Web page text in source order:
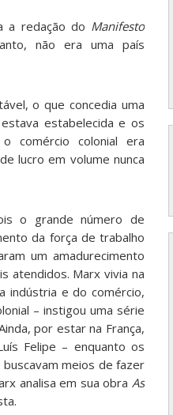
a redação do Manifesto
não era uma país
o que concedia uma
estabelecida e os
comércio colonial era
lucro em volume nunca
o grande número de
da força de trabalho
um amadurecimento
atendidos. Marx vivia na
indústria e do comércio,
– instigou uma série
por estar na França,
Felipe – enquanto os
meios de fazer
analisa em sua obra As